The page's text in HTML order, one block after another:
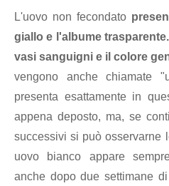
L'uovo non fecondato
giallo e l'albume
vasi sanguigni e il colore
vengono anche chiamate
presenta esattamente in
appena deposto, ma, se
successivi si può osservarne
uovo bianco appare
anche dopo due settimane